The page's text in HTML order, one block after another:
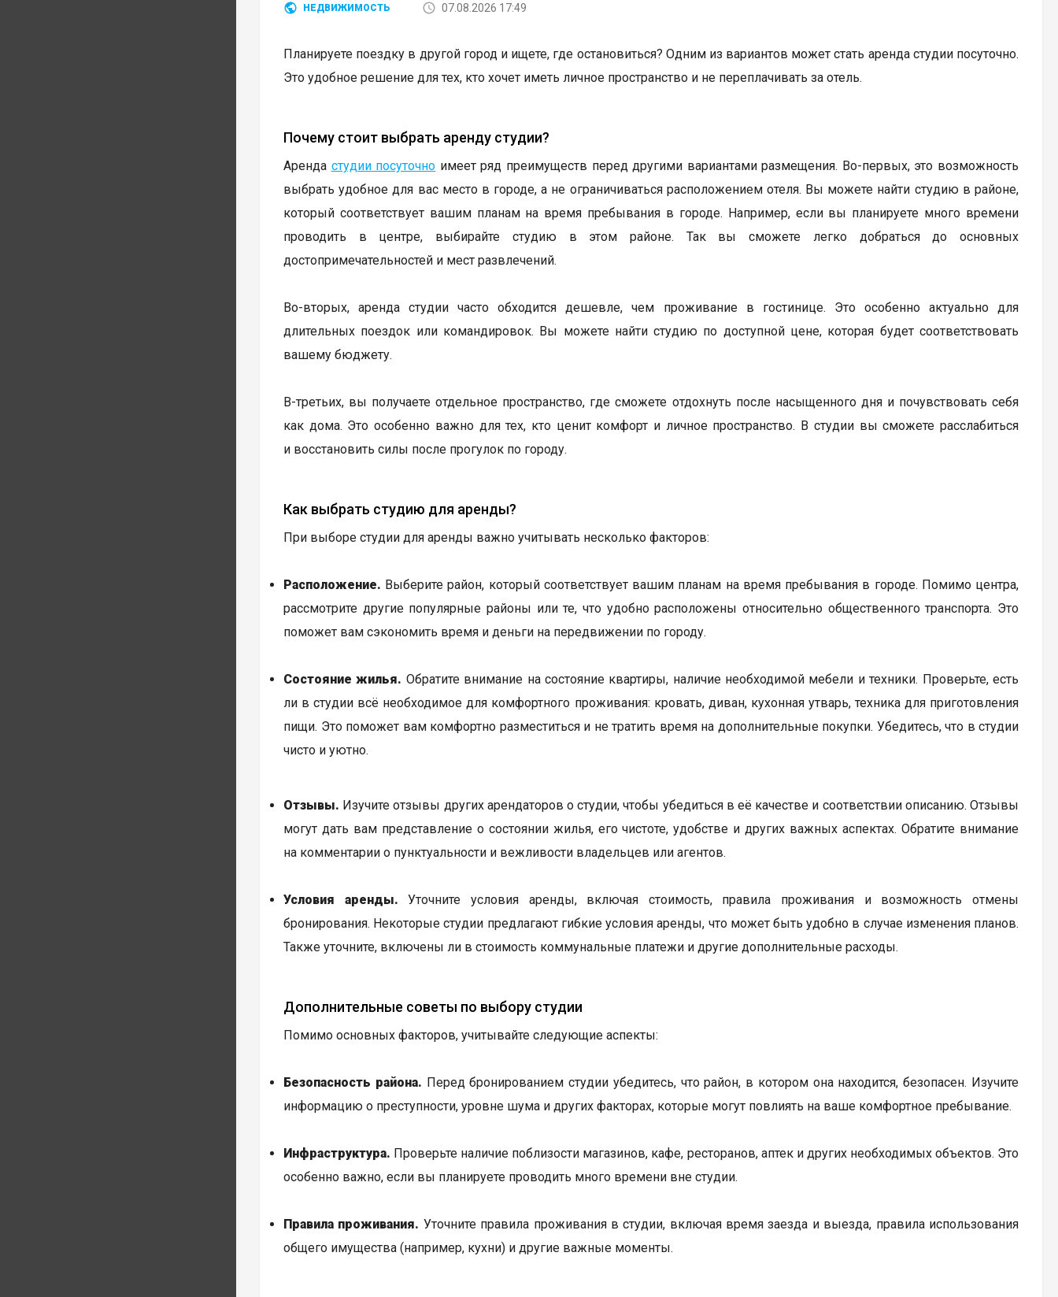
НЕДВИЖИМОСТЬ 07.08.2026 17:49
Планируете поездку в другой город и ищете, где остановиться? Одним из вариантов может стать аренда студии посуточно.
Это удобное решение для тех, кто хочет иметь личное пространство и не переплачивать за отель.
Почему стоит выбрать аренду студии?
Аренда студии посуточно имеет ряд преимуществ перед другими вариантами размещения. Во-первых, это возможность
выбрать удобное для вас место в городе, а не ограничиваться расположением отеля. Вы можете найти студию в районе,
который соответствует вашим планам на время пребывания в городе. Например, если вы планируете много времени
проводить в центре, выбирайте студию в этом районе. Так вы сможете легко добраться до основных
достопримечательностей и мест развлечений.
Во-вторых, аренда студии часто обходится дешевле, чем проживание в гостинице. Это особенно актуально для
длительных поездок или командировок. Вы можете найти студию по доступной цене, которая будет соответствовать
вашему бюджету.
В-третьих, вы получаете отдельное пространство, где сможете отдохнуть после насыщенного дня и почувствовать себя
как дома. Это особенно важно для тех, кто ценит комфорт и личное пространство. В студии вы сможете расслабиться
и восстановить силы после прогулок по городу.
Как выбрать студию для аренды?
При выборе студии для аренды важно учитывать несколько факторов:
Расположение. Выберите район, который соответствует вашим планам на время пребывания в городе. Помимо центра,
рассмотрите другие популярные районы или те, что удобно расположены относительно общественного транспорта. Это
поможет вам сэкономить время и деньги на передвижении по городу.
Состояние жилья. Обратите внимание на состояние квартиры, наличие необходимой мебели и техники. Проверьте, есть
ли в студии всё необходимое для комфортного проживания: кровать, диван, кухонная утварь, техника для приготовления
пищи. Это поможет вам комфортно разместиться и не тратить время на дополнительные покупки. Убедитесь, что в студии
чисто и уютно.
Отзывы. Изучите отзывы других арендаторов о студии, чтобы убедиться в её качестве и соответствии описанию. Отзывы
могут дать вам представление о состоянии жилья, его чистоте, удобстве и других важных аспектах. Обратите внимание
на комментарии о пунктуальности и вежливости владельцев или агентов.
Условия аренды. Уточните условия аренды, включая стоимость, правила проживания и возможность отмены
бронирования. Некоторые студии предлагают гибкие условия аренды, что может быть удобно в случае изменения планов.
Также уточните, включены ли в стоимость коммунальные платежи и другие дополнительные расходы.
Дополнительные советы по выбору студии
Помимо основных факторов, учитывайте следующие аспекты:
Безопасность района. Перед бронированием студии убедитесь, что район, в котором она находится, безопасен. Изучите
информацию о преступности, уровне шума и других факторах, которые могут повлиять на ваше комфортное пребывание.
Инфраструктура. Проверьте наличие поблизости магазинов, кафе, ресторанов, аптек и других необходимых объектов. Это
особенно важно, если вы планируете проводить много времени вне студии.
Правила проживания. Уточните правила проживания в студии, включая время заезда и выезда, правила использования
общего имущества (например, кухни) и другие важные моменты.